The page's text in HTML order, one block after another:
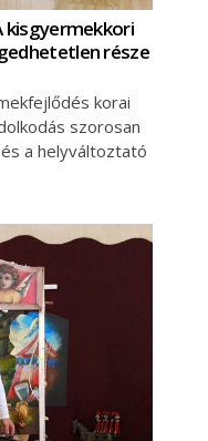
kisgyermekkori
része
korai
szorosan
a helyváltoztató